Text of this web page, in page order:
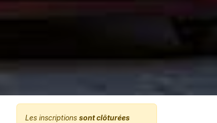
Les inscriptions sont clôturées